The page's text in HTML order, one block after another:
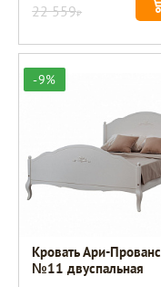
22 559Р
-9%
Кровать Ари-Прованс
№11 двуспальная